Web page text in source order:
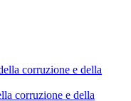
corruzione e della
corruzione e della